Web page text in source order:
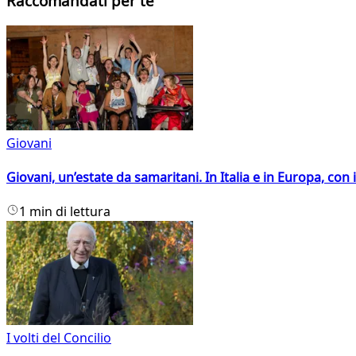
Giovani
Giovani, un’estate da samaritani. In Italia e in Europa,
1 min di lettura
I volti del Concilio